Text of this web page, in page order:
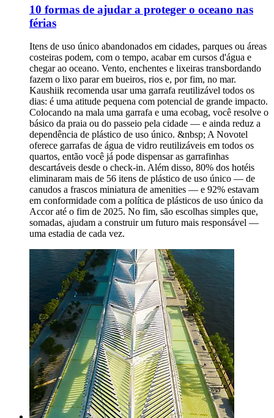
10 formas de ajudar a proteger o oceano nas
férias
Itens de uso único abandonados em cidades, parques ou áreas
costeiras podem, com o tempo, acabar em cursos d'água e
chegar ao oceano. Vento, enchentes e lixeiras transbordando
fazem o lixo parar em bueiros, rios e, por fim, no mar.
Kaushiik recomenda usar uma garrafa reutilizável todos os
dias: é uma atitude pequena com potencial de grande impacto.
Colocando na mala uma garrafa e uma ecobag, você resolve o
básico da praia ou do passeio pela cidade — e ainda reduz a
dependência de plástico de uso único. &nbsp; A Novotel
oferece garrafas de água de vidro reutilizáveis em todos os
quartos, então você já pode dispensar as garrafinhas
descartáveis desde o check-in. Além disso, 80% dos hotéis
eliminaram mais de 56 itens de plástico de uso único — de
canudos a frascos miniatura de amenities — e 92% estavam
em conformidade com a política de plásticos de uso único da
Accor até o fim de 2025. No fim, são escolhas simples que,
somadas, ajudam a construir um futuro mais responsável —
uma estadia de cada vez.